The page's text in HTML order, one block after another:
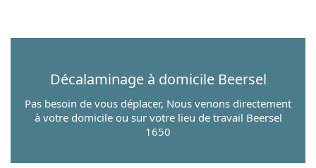
Décalaminage à domicileBeersel
Pas besoin de vous déplacer, Nous venons directement
à votre domicile ou sur votre lieu de travail Beersel
1650